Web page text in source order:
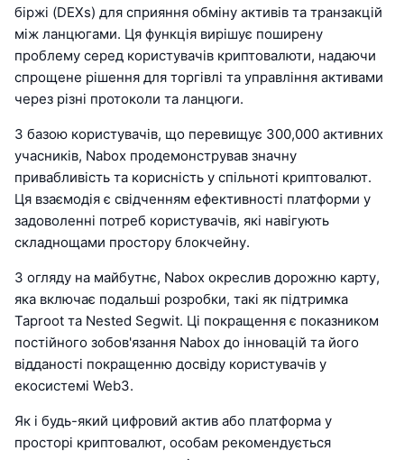
біржі (DEXs) для сприяння обміну активів та транзакцій
між ланцюгами. Ця функція вирішує поширену
проблему серед користувачів криптовалюти, надаючи
спрощене рішення для торгівлі та управління активами
через різні протоколи та ланцюги.
З базою користувачів, що перевищує 300,000 активних
учасників, Nabox продемонстрував значну
привабливість та корисність у спільноті криптовалют.
Ця взаємодія є свідченням ефективності платформи у
задоволенні потреб користувачів, які навігують
складнощами простору блокчейну.
З огляду на майбутнє, Nabox окреслив дорожню карту,
яка включає подальші розробки, такі як підтримка
Taproot та Nested Segwit. Ці покращення є показником
постійного зобов'язання Nabox до інновацій та його
відданості покращенню досвіду користувачів у
екосистемі Web3.
Як і будь-який цифровий актив або платформа у
просторі криптовалют, особам рекомендується